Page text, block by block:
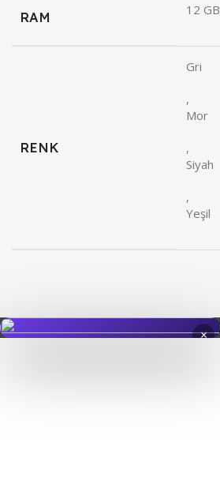
RAM 12 GB
RENK
Gri
,
Mor
,
Siyah
,
Yeşil
×